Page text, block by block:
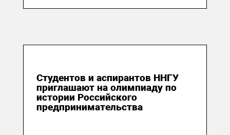
Студентов и аспирантов ННГУ
приглашают на олимпиаду по
истории Российского
предпринимательства